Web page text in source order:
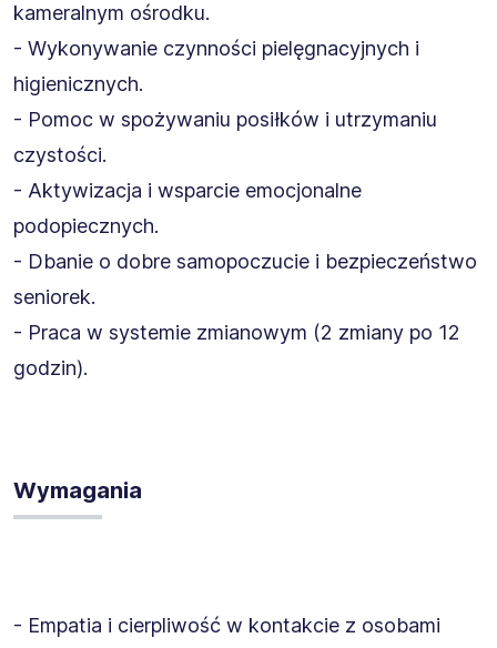
kameralnym ośrodku.
- Wykonywanie czynności pielęgnacyjnych i
higienicznych.
- Pomoc w spożywaniu posiłków i utrzymaniu
czystości.
- Aktywizacja i wsparcie emocjonalne
podopiecznych.
- Dbanie o dobre samopoczucie i bezpieczeństwo
seniorek.
- Praca w systemie zmianowym (2 zmiany po 12
godzin).
Wymagania
- Empatia i cierpliwość w kontakcie z osobami